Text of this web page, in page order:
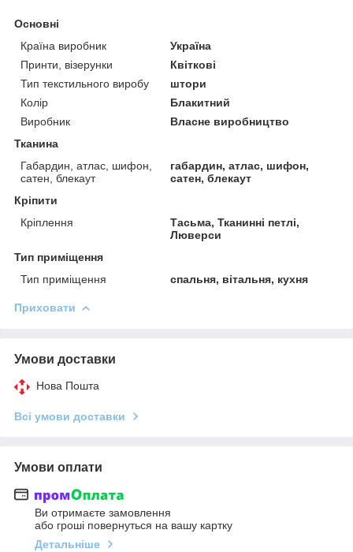
Основні
Країна виробник
Україна
Принти, візерунки
Квіткові
Тип текстильного виробу
штори
Колір
Блакитний
Виробник
Власне виробництво
Тканина
Габардин, атлас, шифон,
сатен, блекаут
габардин, атлас, шифон,
сатен, блекаут
Кріпити
Кріплення
Тасьма, Тканинні петлі,
Люверси
Тип приміщення
Тип приміщення
спальня, вітальня, кухня
Приховати
Умови доставки
Нова Пошта
Всі умови доставки
Умови оплати
Ви отримаєте замовлення
або гроші повернуться на вашу картку
Детальніше